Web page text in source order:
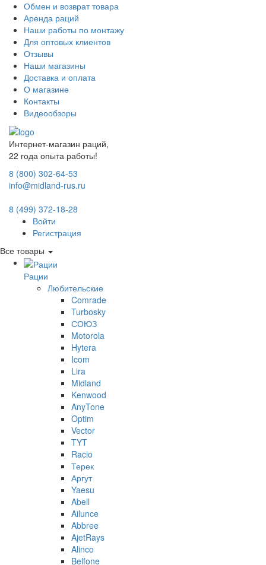
Обмен и возврат товара
Аренда раций
Наши работы по монтажу
Для оптовых клиентов
Отзывы
Наши магазины
Доставка и оплата
О магазине
Контакты
Видеообзоры
Интернет-магазин раций,
22 года опыта работы!
8 (800) 302-64-53
info@midland-rus.ru
8 (499) 372-18-28
Войти
Регистрация
Все товары
Рации
Любительские
Comrade
Turbosky
СОЮЗ
Motorola
Hytera
Icom
Lira
Midland
Kenwood
AnyTone
Optim
Vector
TYT
Racio
Терек
Аргут
Yaesu
Abell
Ailunce
Abbree
AjetRays
Alinco
Belfone